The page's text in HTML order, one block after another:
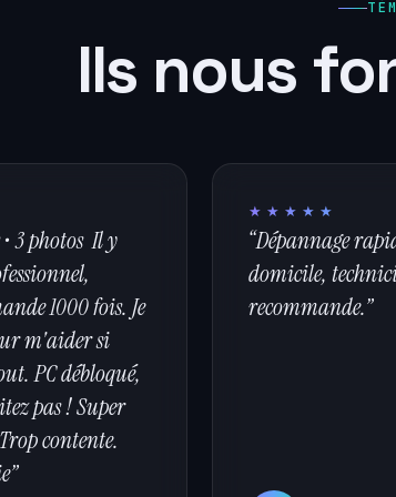
Ils nous
• 3 photos Il y
1000 fois. Je
m'aider si
PC débloqué,
pas ! Super
contente.
★★★★★
“Dépannage
domicile,
recommande.”